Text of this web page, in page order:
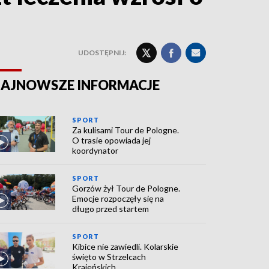
UDOSTĘPNIJ:
INFORMACJE
SPORT
Za kulisami Tour de Pologne.
O trasie opowiada jej
koordynator
SPORT
Gorzów żył Tour de Pologne.
Emocje rozpoczęły się na
długo przed startem
SPORT
Kibice nie zawiedli. Kolarskie
święto w Strzelcach
Krajeńskich